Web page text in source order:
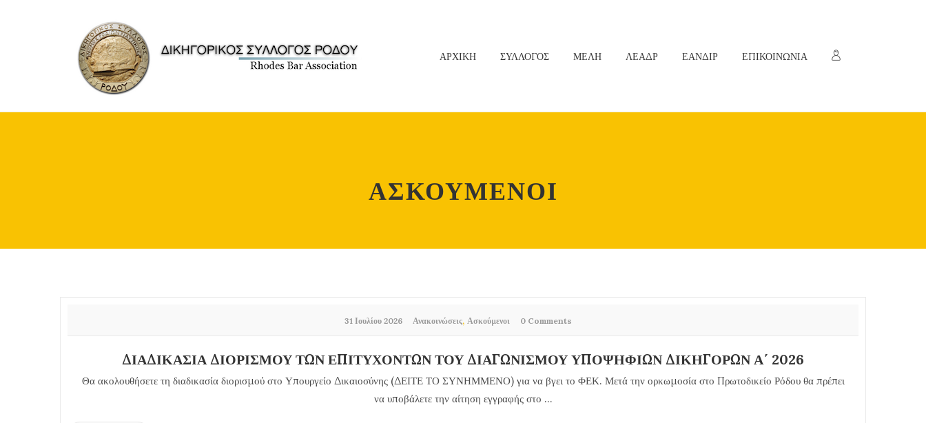
ΑΡΧΙΚΗ ΣΥΛΛΟΓΟΣ ΜΕΛΗ ΛΕΑΔΡ ΕΑΝΔΙΡ ΕΠΙΚΟΙΝΩΝΙΑ
ΑΣΚΟΥΜΕΝΟΙ
31 Ιουλίου 2026 Ανακοινώσεις, Ασκούμενοι 0 Comments
ΔΙΑΔΙΚΑΣΙΑ ΔΙΟΡΙΣΜΟΥ ΤΩΝ ΕΠΙΤΥΧΟΝΤΩΝ ΤΟΥ ΔΙΑΓΩΝΙΣΜΟΥ ΥΠΟΨΗΦΙΩΝ ΔΙΚΗΓΟΡΩΝ Α΄ 2026
Θα ακολουθήσετε τη διαδικασία διορισμού στο Υπουργείο Δικαιοσύνης (ΔΕΙΤΕ ΤΟ ΣΥΝΗΜΜΕΝΟ) για να βγει το ΦΕΚ. Μετά την ορκωμοσία στο Πρωτοδικείο Ρόδου θα πρέπει
να υποβάλετε την αίτηση εγγραφής στο ...